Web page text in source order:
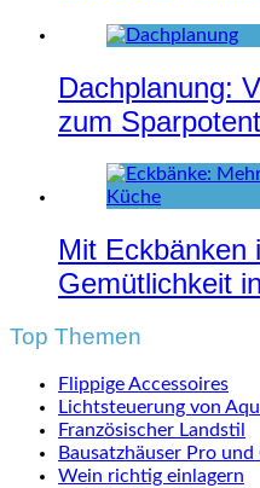
Dachplanung:
zum
Mit Eckbänken
Gemütlichkeit
Top Themen
Flippige Accessoires
Lichtsteuerung von
Französischer Landstil
Bausatzhäuser Pro
Wein richtig einlagern